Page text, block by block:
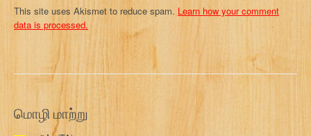
This site uses Akismet to reduce spam. Learn how your comment
data is processed.
மொழி மாற்று